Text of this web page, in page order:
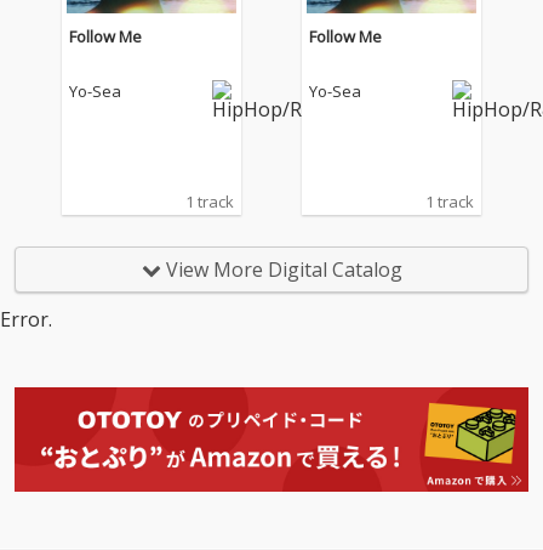
が参加し、「New Jour
ney feat. 5lack」はAru
aVa」はGooDeeが作
曲を手がけた。ほかに
川翔と宮川純、「4A
「Nami」に半田彬倫が
参加。既発曲「シャナ
が参加し、「New Jour
ney feat. 5lack」はAru
aVa」はGooDeeが作
曲を手がけた。ほかに
川翔と宮川純、「4A
「Nami」に半田彬倫が
参加。既発曲「シャナ
Follow Me
Yo-Sea
1 track
Follow Me
Yo-Sea
1 track
View More Digital Catalog
Error.